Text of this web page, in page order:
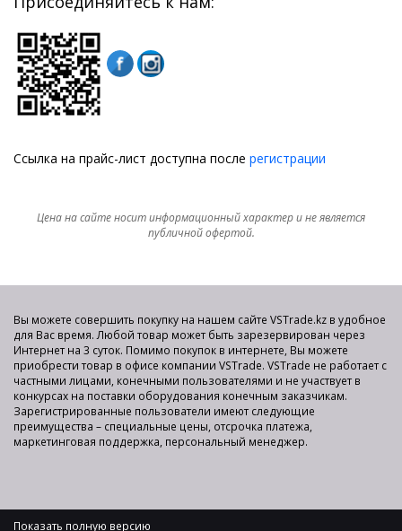
Ссылка на прайс-лист доступна после регистрации
Цена на сайте носит информационный характер и не является
публичной офертой.
Вы можете совершить покупку на нашем сайте VSTrade.kz в удобное
для Вас время. Любой товар может быть зарезервирован через
Интернет на 3 суток. Помимо покупок в интернете, Вы можете
приобрести товар в офисе компании VSTrade. VSTrade не работает с
частными лицами, конечными пользователями и не участвует в
конкурсах на поставки оборудования конечным заказчикам.
Зарегистрированные пользователи имеют следующие
преимущества – специальные цены, отсрочка платежа,
маркетинговая поддержка, персональный менеджер.
Показать полную версию